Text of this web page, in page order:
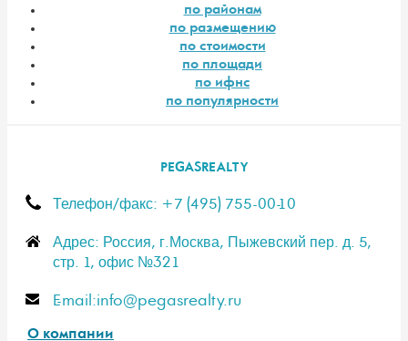
по районам
по размещению
по стоимости
по площади
по ифнс
по популярности
PEGASREALTY
Телефон/факс: +7 (495) 755-00-10
Адрес: Россия, г.Москва, Пыжевский пер. д. 5,
стр. 1, офис №321
E-mail:info@pegasrealty.ru
О компании